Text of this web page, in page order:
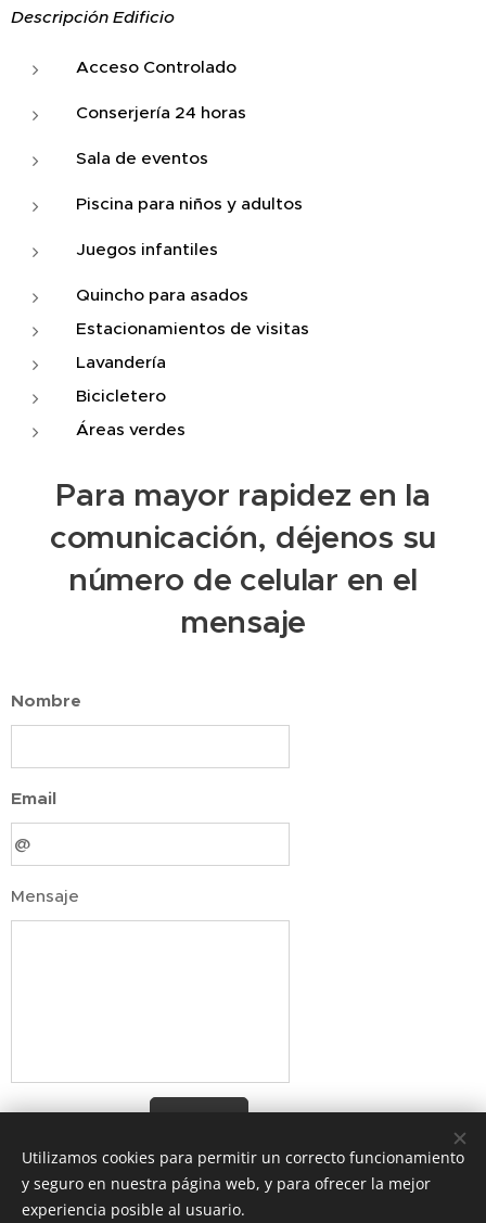
Descripción Edificio
Acceso Controlado
Conserjería 24 horas
Sala de eventos
Piscina para niños y adultos
Juegos infantiles
Quincho para asados
Estacionamientos de visitas
Lavandería
Bicicletero
Áreas verdes
Para mayor rapidez en la
comunicación, déjenos su
número de celular en el
mensaje
Nombre
Email
Mensaje
Utilizamos cookies para permitir un correcto funcionamiento
y seguro en nuestra página web, y para ofrecer la mejor
experiencia posible al usuario.